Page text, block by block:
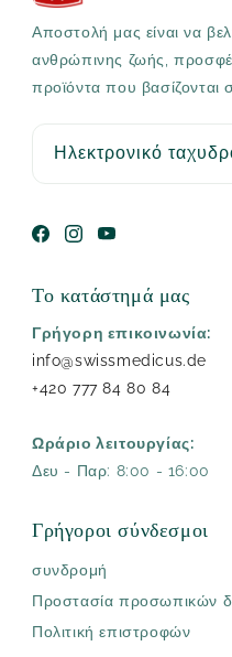
Αποστολή μας είναι να
ανθρώπινης ζωής,
προϊόντα που
Ηλεκτρονικό
Facebook
Instagram
YouTube
Το κατάστημά μας
Γρήγορη επικοινωνία:
info@swissmedicus.de
+420 777 84 80 84
Ωράριο λειτουργίας:
Δευ - Παρ: 8:00 - 16:00
Γρήγοροι σύνδεσμοι
συνδρομή
Προστασία προσωπικών
Πολιτική επιστροφών